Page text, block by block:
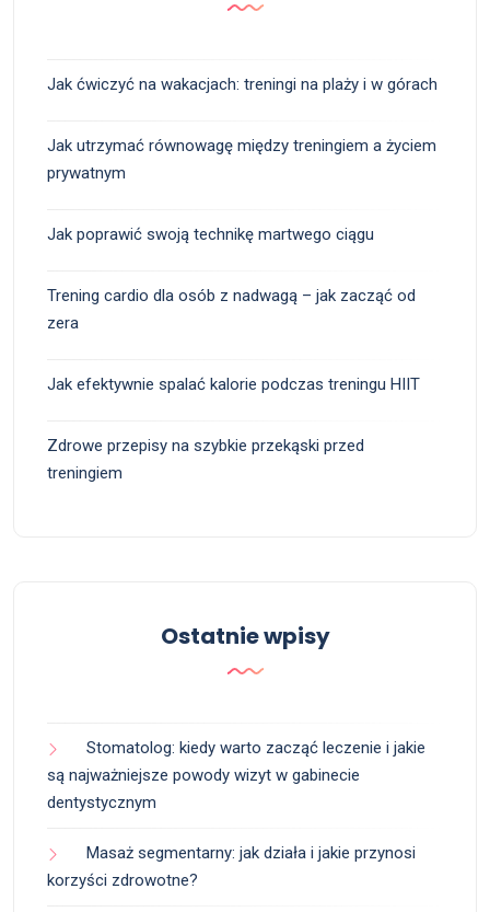
Jak ćwiczyć na wakacjach: treningi na plaży i w górach
Jak utrzymać równowagę między treningiem a życiem
prywatnym
Jak poprawić swoją technikę martwego ciągu
Trening cardio dla osób z nadwagą – jak zacząć od
zera
Jak efektywnie spalać kalorie podczas treningu HIIT
Zdrowe przepisy na szybkie przekąski przed
treningiem
Ostatnie wpisy
Stomatolog: kiedy warto zacząć leczenie i jakie
są najważniejsze powody wizyt w gabinecie
dentystycznym
Masaż segmentarny: jak działa i jakie przynosi
korzyści zdrowotne?